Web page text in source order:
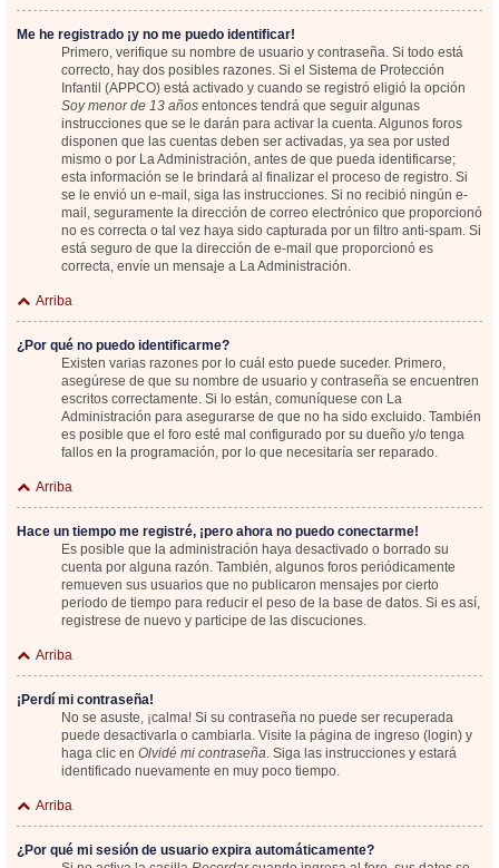
Me he registrado ¡y no me puedo identificar!
Primero, verifique su nombre de usuario y contraseña. Si todo está
correcto, hay dos posibles razones. Si el Sistema de Protección
Infantil (APPCO) está activado y cuando se registró eligió la opción
Soy menor de 13 años entonces tendrá que seguir algunas
instrucciones que se le darán para activar la cuenta. Algunos foros
disponen que las cuentas deben ser activadas, ya sea por usted
mismo o por La Administración, antes de que pueda identificarse;
esta información se le brindará al finalizar el proceso de registro. Si
se le envió un e-mail, siga las instrucciones. Si no recibió ningún e-
mail, seguramente la dirección de correo electrónico que proporcionó
no es correcta o tal vez haya sido capturada por un filtro anti-spam. Si
está seguro de que la dirección de e-mail que proporcionó es
correcta, envíe un mensaje a La Administración.
Arriba
¿Por qué no puedo identificarme?
Existen varias razones por lo cuál esto puede suceder. Primero,
asegúrese de que su nombre de usuario y contraseña se encuentren
escritos correctamente. Si lo están, comuníquese con La
Administración para asegurarse de que no ha sido excluido. También
es posible que el foro esté mal configurado por su dueño y/o tenga
fallos en la programación, por lo que necesitaría ser reparado.
Arriba
Hace un tiempo me registré, ¡pero ahora no puedo conectarme!
Es posible que la administración haya desactivado o borrado su
cuenta por alguna razón. También, algunos foros periódicamente
remueven sus usuarios que no publicaron mensajes por cierto
periodo de tiempo para reducir el peso de la base de datos. Si es así,
registrese de nuevo y participe de las discuciones.
Arriba
¡Perdí mi contraseña!
No se asuste, ¡calma! Si su contraseña no puede ser recuperada
puede desactivarla o cambiarla. Visite la página de ingreso (login) y
haga clic en Olvidé mi contraseña. Siga las instrucciones y estará
identificado nuevamente en muy poco tiempo.
Arriba
¿Por qué mi sesión de usuario expira automáticamente?